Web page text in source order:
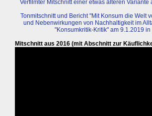
Verfilmter Mitschnitt einer etwas älteren Variante
Tonmitschnitt und Bericht "Mit Konsum die Welt
und Nebenwirkungen von Nachhaltigkeit im
"Konsumkritik-Kritik" am 9.1.2019 in
Mitschnitt aus 2016 (mit Abschnitt zur